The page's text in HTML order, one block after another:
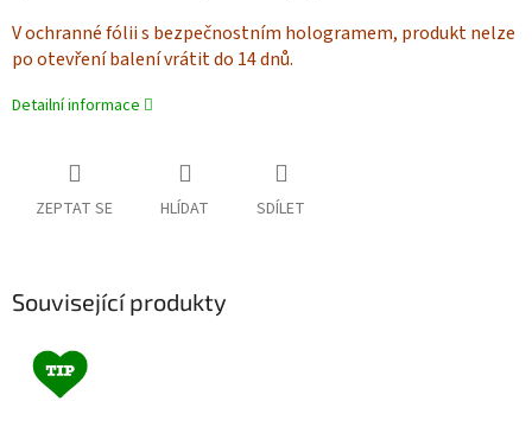
V ochranné fólii s bezpečnostním hologramem, produkt nelze
po otevření balení vrátit do 14 dnů.
Detailní informace
ZEPTAT SE HLÍDAT SDÍLET
Související produkty